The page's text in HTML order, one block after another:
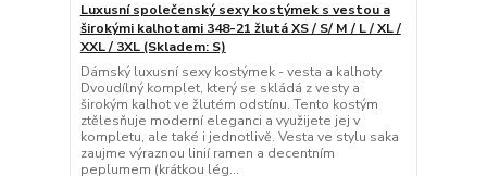
Luxusní společenský sexy kostýmek s vestou a
širokými kalhotami 348-21 žlutá XS / S/ M / L / XL /
XXL / 3XL (Skladem: S)
Dámský luxusní sexy kostýmek - vesta a kalhoty
Dvoudílný komplet, který se skládá z vesty a
širokým kalhot ve žlutém odstínu. Tento kostým
ztělesňuje moderní eleganci a využijete jej v
kompletu, ale také i jednotlivě. Vesta ve stylu saka
zaujme výraznou linií ramen a decentním
peplumem (krátkou lég...